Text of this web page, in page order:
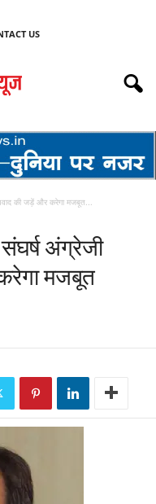
US
की जड़ें और करेगा मजबूत...
अंग्रेजी
मजबूत